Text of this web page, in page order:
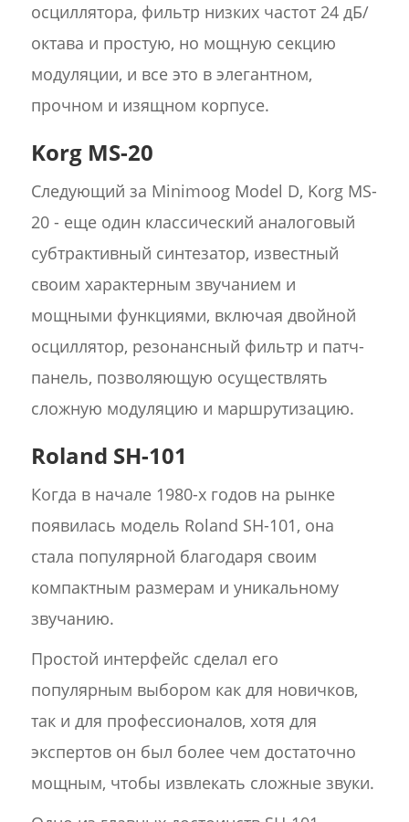
осциллятора, фильтр низких частот 24 дБ/
октава и простую, но мощную секцию
модуляции, и все это в элегантном,
прочном и изящном корпусе.
Korg MS-20
Следующий за Minimoog Model D, Korg MS-
20 - еще один классический аналоговый
субтрактивный синтезатор, известный
своим характерным звучанием и
мощными функциями, включая двойной
осциллятор, резонансный фильтр и патч-
панель, позволяющую осуществлять
сложную модуляцию и маршрутизацию.
Roland SH-101
Когда в начале 1980-х годов на рынке
появилась модель Roland SH-101, она
стала популярной благодаря своим
компактным размерам и уникальному
звучанию.
Простой интерфейс сделал его
популярным выбором как для новичков,
так и для профессионалов, хотя для
экспертов он был более чем достаточно
мощным, чтобы извлекать сложные звуки.